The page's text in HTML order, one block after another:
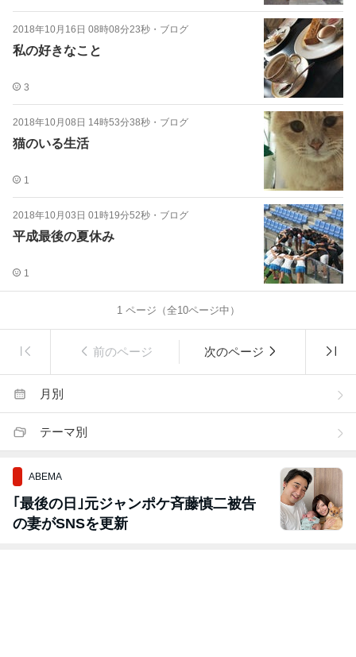
2018年10月16日 08時08分23秒 ・ ブログ
私の好きなこと
3
2018年10月08日 14時53分38秒 ・ ブログ
猫のいる生活
1
2018年10月03日 01時19分52秒 ・ ブログ
平成最後の夏休み
1
1ページ（全10ページ中）
前のページ 次のページ
月別
テーマ別
ABEMA
｢最後の日｣元ジャンポケ斉藤慎二被告
の妻がSNSを更新